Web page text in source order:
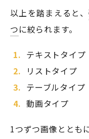
以上を踏まえると、
つに絞られます。
テキストタイプ
リストタイプ
テーブルタイプ
動画タイプ
1つずつ画像ととも